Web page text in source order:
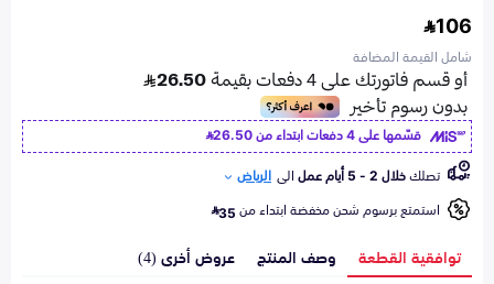
106
شامل القيمة المضافة
قسّمها على 4 دفعات ابتداء من
26.50
تصلكخلال 2 - 5 أيام عمل الى الرياض
استمتع برسوم شحن مخفضة ابتداء من35
توافقية القطعة وصف المنتج عروض أخرى (4)